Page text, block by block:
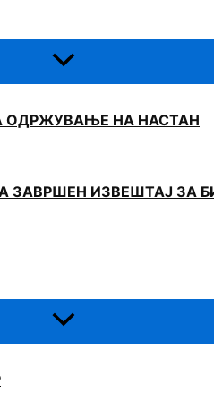
ОДРЖУВАЊЕ НА НАСТАН
ЗАВРШЕН ИЗВЕШТАЈ ЗА